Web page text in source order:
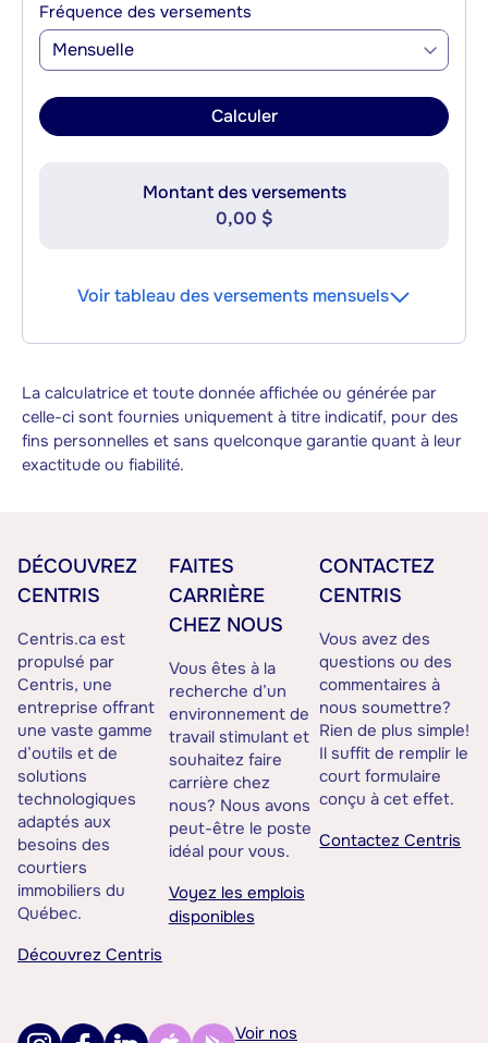
Fréquence des versements
Mensuelle
Calculer
Montant des versements
0,00 $
Voir tableau des versements mensuels
La calculatrice et toute donnée affichée ou générée par
celle-ci sont fournies uniquement à titre indicatif, pour des
fins personnelles et sans quelconque garantie quant à leur
exactitude ou fiabilité.
DÉCOUVREZ
CENTRIS
Centris.ca est
propulsé par
Centris, une
entreprise offrant
une vaste gamme
d’outils et de
solutions
technologiques
adaptés aux
besoins des
courtiers
immobiliers du
Québec.
Découvrez Centris
FAITES
CARRIÈRE
CHEZ NOUS
Vous êtes à la
recherche d’un
environnement de
travail stimulant et
souhaitez faire
carrière chez
nous? Nous avons
peut-être le poste
idéal pour vous.
Voyez les emplois
disponibles
CONTACTEZ
CENTRIS
Vous avez des
questions ou des
commentaires à
nous soumettre?
Rien de plus simple!
Il suffit de remplir le
court formulaire
conçu à cet effet.
Contactez Centris
Voir nos